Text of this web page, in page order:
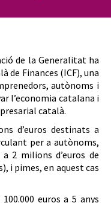
de la Generalitat ha
de Finances (ICF), una
autònoms i
l’economia catalana i
català.
d’euros destinats a
per a autònoms,
2 milions d’euros de
i pimes, en aquest cas
euros a 5 anys